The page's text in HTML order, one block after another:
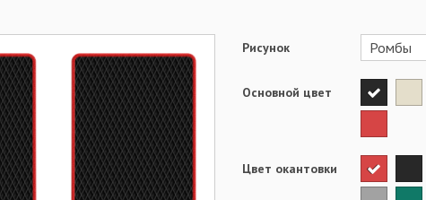
Рисунок
Основной цвет
Цвет окантовки